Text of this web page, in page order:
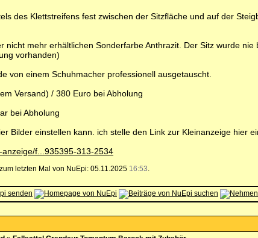
des Klettstreifens fest zwischen der Sitzfläche und auf der
nicht mehr erhältlichen Sonderfarbe Anthrazit. Der Sitz wurde nie
vorhanden)
von einem Schuhmacher professionell ausgetauscht.
Versand) / 380 Euro bei Abholung
bei Abholung
Bilder einstellen kann. ich stelle den Link zur Kleinanzeige hier
f...935395-313-2534
letzten Mal von NuEpi: 05.11.2025 16:53.